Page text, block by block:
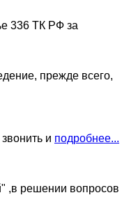
336 ТК РФ за
прежде всего,
и подробнее...
,в решении вопросов